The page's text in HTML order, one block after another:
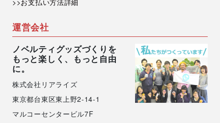
>>お支払い方法詳細
運営会社
ノベルティグッズづくりを
もっと楽しく、もっと自由
に。
株式会社リアライズ
東京都台東区東上野2-14-1
マルコーセンタービル7F